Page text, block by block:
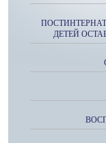
ДЕТЕЙ